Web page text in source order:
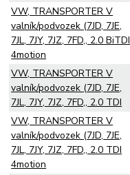
VW, TRANSPORTER V
valník/podvozek (7JD, 7JE,
7JL, 7JY, 7JZ, 7FD,, 2.0 BiTDI
4motion
VW, TRANSPORTER V
valník/podvozek (7JD, 7JE,
7JL, 7JY, 7JZ, 7FD,, 2.0 TDI
VW, TRANSPORTER V
valník/podvozek (7JD, 7JE,
7JL, 7JY, 7JZ, 7FD,, 2.0 TDI
4motion